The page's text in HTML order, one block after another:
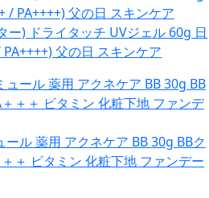
ー) ドライタッチ UVジェル 60g 日
父の日 スキンケア
ール 薬用 アクネケア BB 30g BBク
＋ ビタミン 化粧下地 ファンデー